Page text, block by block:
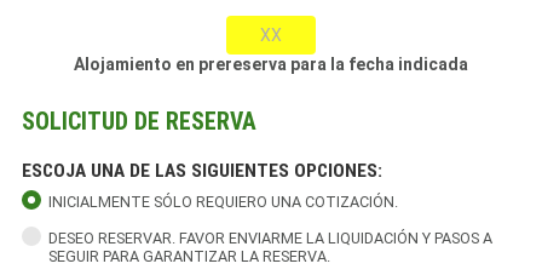
XX
Alojamiento en prereserva para la fecha indicada
SOLICITUD DE RESERVA
ESCOJA UNA DE LAS SIGUIENTES OPCIONES:
INICIALMENTE SÓLO REQUIERO UNA COTIZACIÓN.
DESEO RESERVAR. FAVOR ENVIARME LA LIQUIDACIÓN Y PASOS A
SEGUIR PARA GARANTIZAR LA RESERVA.